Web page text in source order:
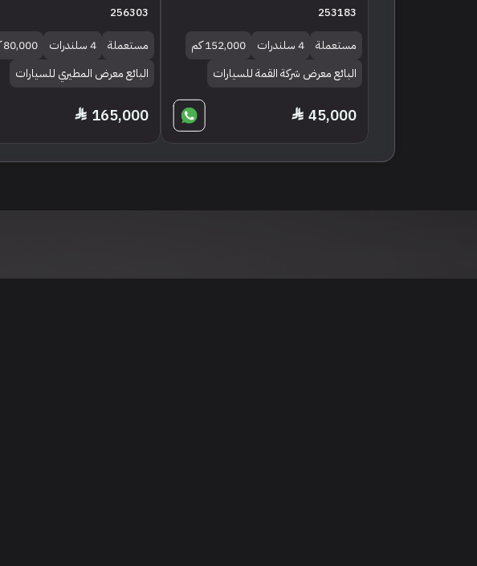
253183
مستعملة 4 سلندرات
152,000 كم
البائع معرض شركة القمة للسيارات
45,000
256303
مستعملة 4 سلندرات
80,000 كم
البائع معرض المطيري للسيارات
165,000